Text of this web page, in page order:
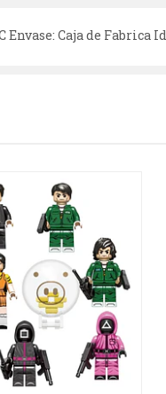
Caja de Fabrica